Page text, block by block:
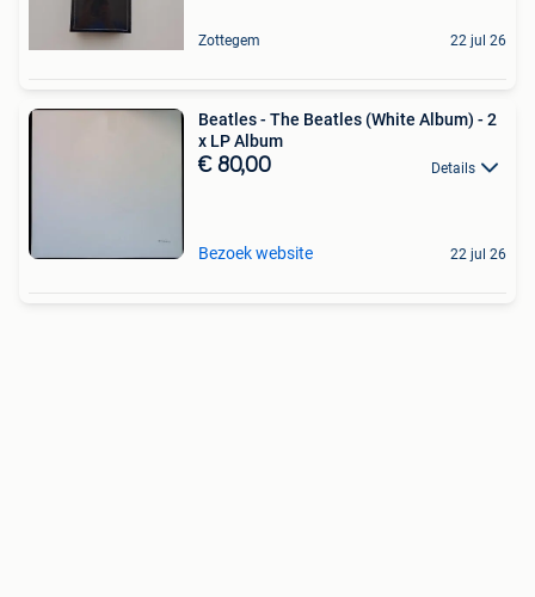
Zottegem 22 jul 26
Beatles - The Beatles (White Album) - 2
x LP Album
€ 80,00 Details
Bezoek website 22 jul 26